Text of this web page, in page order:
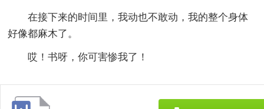
在接下来的时间里，我动也不敢动，我的整个身体
好像都麻木了。
哎！书呀，你可害惨我了！